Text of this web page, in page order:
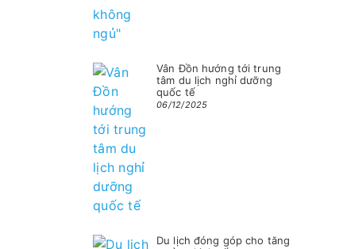
Vân Đồn hướng tới trung
tâm du lịch nghỉ dưỡng
quốc tế
06/12/2025
Du lịch đóng góp cho tăng